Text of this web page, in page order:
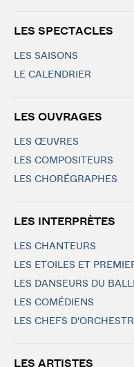
LES SPECTACLES
LES SAISONS
LE CALENDRIER
LES OUVRAGES
LES ŒUVRES
LES COMPOSITEURS
LES CHORÉGRAPHES
LES INTERPRÈTES
LES CHANTEURS
LES ETOILES ET
LES DANSEURS DU
LES COMÉDIENS
LES CHEFS
LES ARTISTES